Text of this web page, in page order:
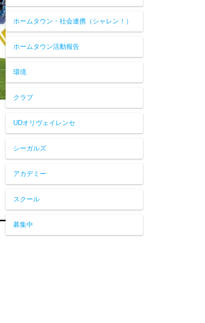
ホームタウン・社会連携（シャレン！）
ホームタウン活動報告
環境
クラブ
UDオリヴェイレンセ
シーガルズ
アカデミー
スクール
募集中